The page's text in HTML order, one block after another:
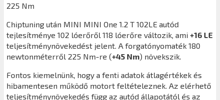
225 Nm
Chiptuning után MINI MINI One 1.2 T 102LE autód
tejlesítménye 102 lóerőről 118 lóerőre változik, ami +16 LE
teljesítménynövekedést jelent. A forgatónyomaték 180
newtonméterről 225 Nm-re (+45 Nm) növekszik.
Fontos kiemelnünk, hogy a fenti adatok átlagértékek és
hibamentesen működő motort feltételeznek. Az elérhető
teljesítménynövekedés függ az autód állapotától és az